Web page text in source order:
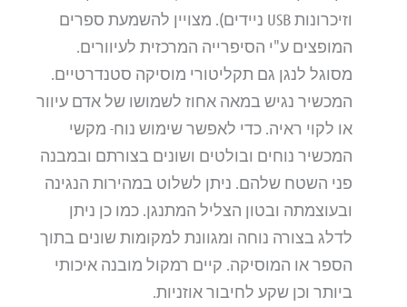
וזיכרונות USB ניידים). מצויין להשמעת ספרים
המופצים ע"י הסיפרייה המרכזית לעיוורים.
מסוגל לנגן גם תקליטורי מוסיקה סטנדרטיים.
המכשיר נגיש במאה אחוז לשמושו של אדם עיוור
או לקוי ראיה. כדי לאפשר שימוש נוח- מקשי
המכשיר נוחים ובולטים ושונים בצורתם ובמבנה
פני השטח שלהם. ניתן לשלוט במהירות הנגינה
ובעוצמתה ובטון הצליל המתנגן. כמו כן ניתן
לדלג בצורה נוחה ומגוונת למקומות שונים בתוך
הספר או המוסיקה. קיים רמקול מובנה איכותי
ביותר וכן שקע לחיבור אוזניות.